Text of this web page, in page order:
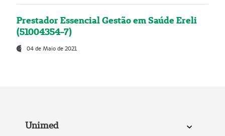
Prestador Essencial Gestão em Saúde Ereli
(51004354-7)
04 de Maio de 2021
Unimed